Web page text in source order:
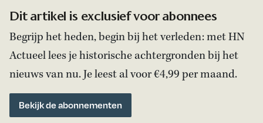
Dit artikel is exclusief voor abonnees
Begrijp het heden, begin bij het verleden: met HN
Actueel lees je historische achtergronden bij het
nieuws van nu. Je leest al voor €4,99 per maand.
Bekijk de abonnementen